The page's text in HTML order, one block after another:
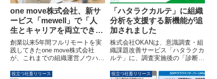
one move株式会社、新サ
ービス「mewell」で「人
生とキャリアを両立できる
組織づくり」の支援を開始
創業以来5年間フルリモートを実
践してきたone move株式会社
が、これまでの組織運営ノウハウ
「mewell」を通じてフルリモー
「ハタラクカルテ」に組織
分析を支援する新機能が追
加されました
株式会社OKANは、意識調査・組
織課題改善サービス「ハタラクカ
ルテ」に、調査実施後の「診断」
能として「分析支援」と「進捗管
役立つ社畜リリース 役立つ社畜リリース